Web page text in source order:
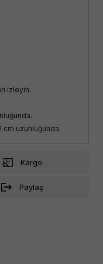
izleyin.
cm uzunluğunda.
Kargo
Paylaş